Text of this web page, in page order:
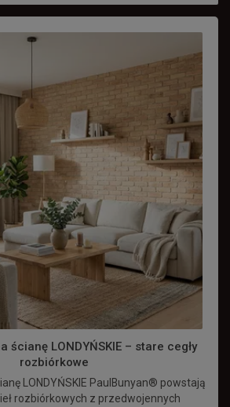
ścianę LONDYŃSKIE – stare cegły
rozbiórkowe
LONDYŃSKIE PaulBunyan® powstają
rozbiórkowych z przedwojennych